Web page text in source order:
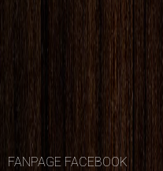
FANPAGE FACEBOOK